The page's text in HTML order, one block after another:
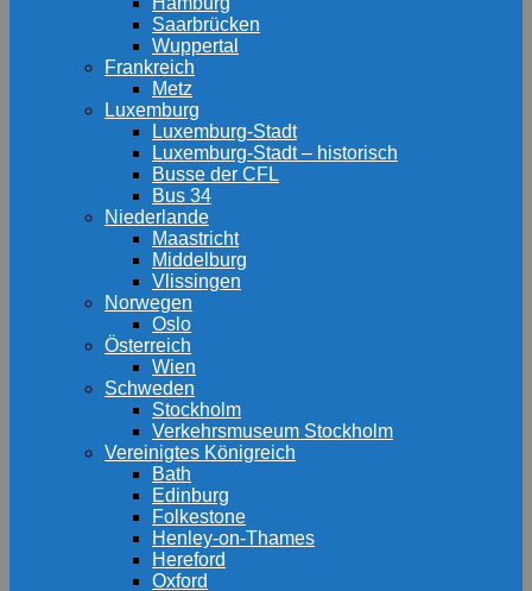
Saarbrücken
Wuppertal
Frankreich
Metz
Luxemburg
Luxemburg-Stadt
Luxemburg-Stadt – historisch
Busse der CFL
Bus 34
Niederlande
Maastricht
Middelburg
Vlissingen
Norwegen
Oslo
Österreich
Wien
Schweden
Stockholm
Verkehrsmuseum Stockholm
Vereinigtes Königreich
Bath
Edinburg
Folkestone
Henley-on-Thames
Hereford
Oxford